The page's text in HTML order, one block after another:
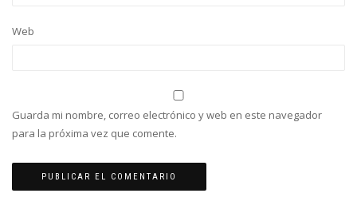
Web
Guarda mi nombre, correo electrónico y web en este navegador
para la próxima vez que comente.